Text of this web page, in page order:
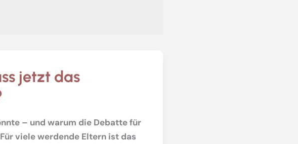
jetzt das
– und warum die Debatte für
viele werdende Eltern ist das